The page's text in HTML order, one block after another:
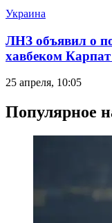
Украина
ЛНЗ объявил о
хавбеком
25 апреля, 10:05
Популярное